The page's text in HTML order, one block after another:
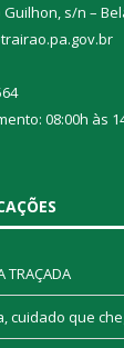
Guilhon, s/n –
08:00h às
TRAÇADA
cuidado que